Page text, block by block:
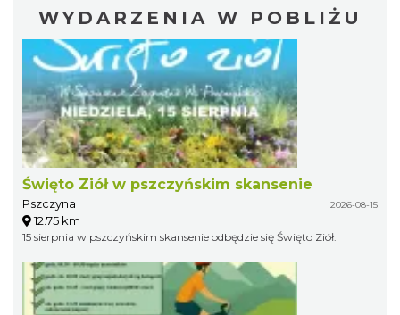
WYDARZENIA W POBLIŻU
Święto Ziół w pszczyńskim skansenie
Pszczyna 2026-08-15
12.75 km
15 sierpnia w pszczyńskim skansenie odbędzie się Święto Ziół.